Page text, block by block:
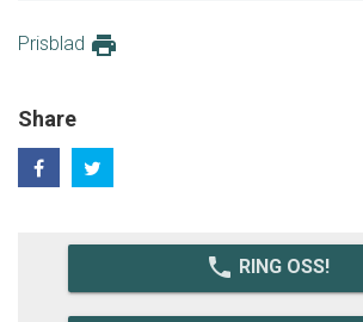
Prisblad print
Share
local_phone RING OSS!